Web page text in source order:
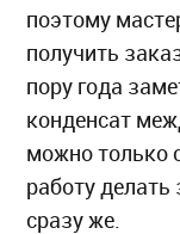
поэтому
получить
пору года
конденсат
можно только
работу делать
сразу же.